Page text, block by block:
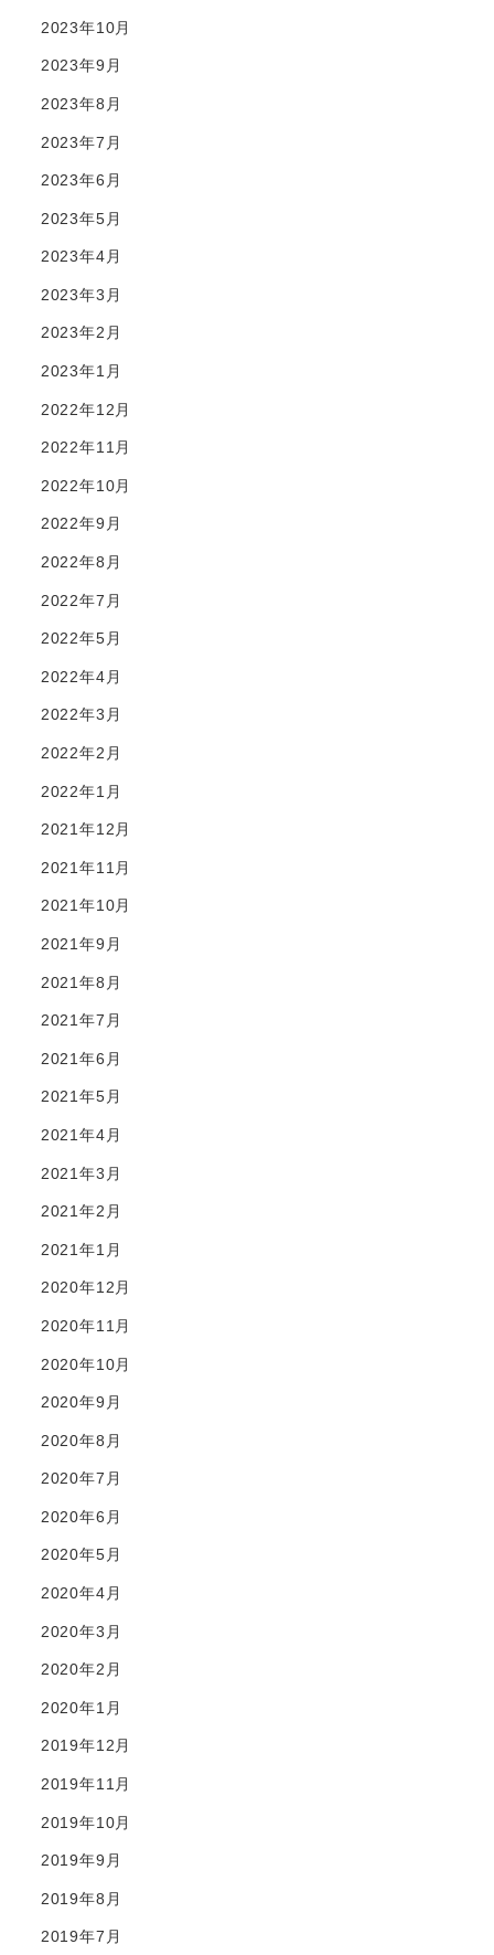
2023年10月
2023年9月
2023年8月
2023年7月
2023年6月
2023年5月
2023年4月
2023年3月
2023年2月
2023年1月
2022年12月
2022年11月
2022年10月
2022年9月
2022年8月
2022年7月
2022年5月
2022年4月
2022年3月
2022年2月
2022年1月
2021年12月
2021年11月
2021年10月
2021年9月
2021年8月
2021年7月
2021年6月
2021年5月
2021年4月
2021年3月
2021年2月
2021年1月
2020年12月
2020年11月
2020年10月
2020年9月
2020年8月
2020年7月
2020年6月
2020年5月
2020年4月
2020年3月
2020年2月
2020年1月
2019年12月
2019年11月
2019年10月
2019年9月
2019年8月
2019年7月